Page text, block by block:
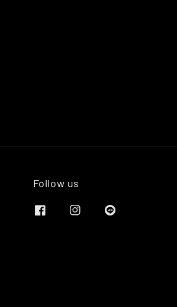
Follow us